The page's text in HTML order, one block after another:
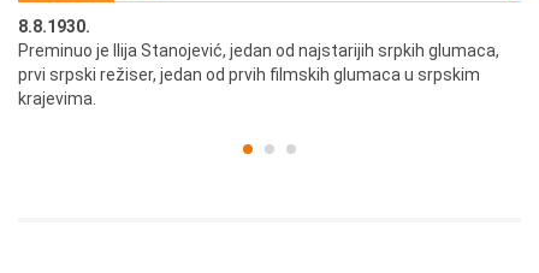
8.8.1930.
Preminuo je Ilija Stanojević, jedan od najstarijih srpkih glumaca,
prvi srpski režiser, jedan od prvih filmskih glumaca u srpskim
krajevima.